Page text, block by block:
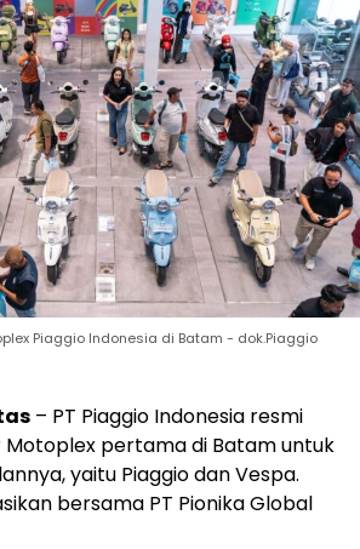
Piaggio Indonesia di Batam - dok.Piaggio
– PT Piaggio Indonesia resmi
pertama di Batam untuk
yaitu Piaggio dan Vespa.
bersama PT Pionika Global